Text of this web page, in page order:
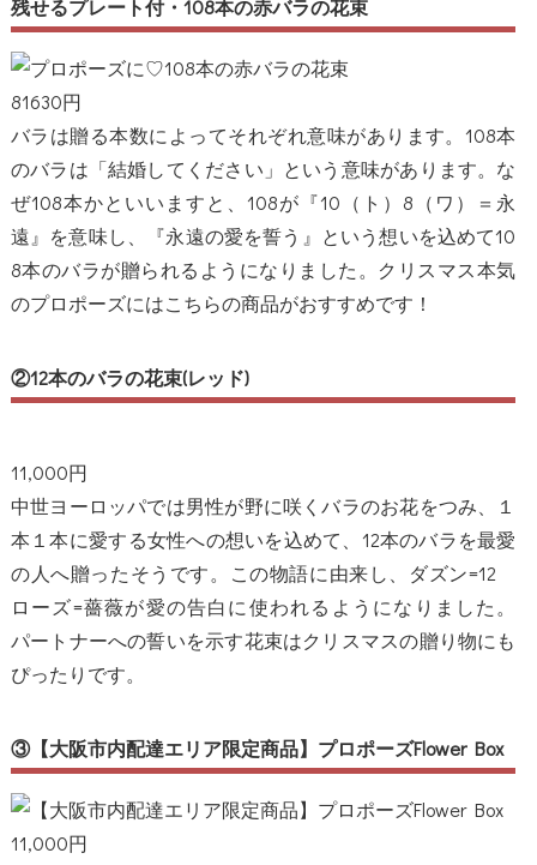
残せるプレート付・108本の赤バラの花束
81630円
バラは贈る本数によってそれぞれ意味があります。108本
のバラは「結婚してください」という意味があります。な
ぜ108本かといいますと、108が『10（ト）8（ワ）＝永
遠』を意味し、『永遠の愛を誓う』という想いを込めて10
8本のバラが贈られるようになりました。クリスマス本気
のプロポーズにはこちらの商品がおすすめです！
②12本のバラの花束(レッド)
11,000円
中世ヨーロッパでは男性が野に咲くバラのお花をつみ、１
本１本に愛する女性への想いを込めて、12本のバラを最愛
の人へ贈ったそうです。この物語に由来し、ダズン=12
ローズ=薔薇が愛の告白に使われるようになりました。
パートナーへの誓いを示す花束はクリスマスの贈り物にも
ぴったりです。
③【大阪市内配達エリア限定商品】プロポーズFlower Box
11,000円